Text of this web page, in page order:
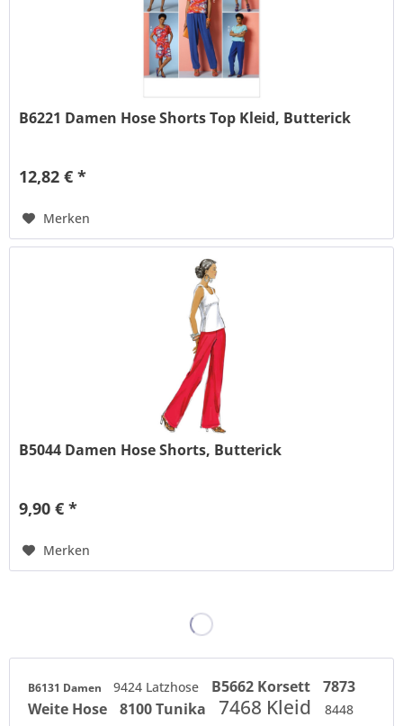
B6221 Damen Hose Shorts Top Kleid, Butterick
12,82 € *
Merken
B5044 Damen Hose Shorts, Butterick
9,90 € *
Merken
B6131 Damen 9424 Latzhose B5662 Korsett
7873
Weite Hose
8100 Tunika 7468 Kleid
8448